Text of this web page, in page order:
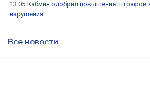
13:05 Кабмин одобрил повышение штрафов
нарушения
Все новости